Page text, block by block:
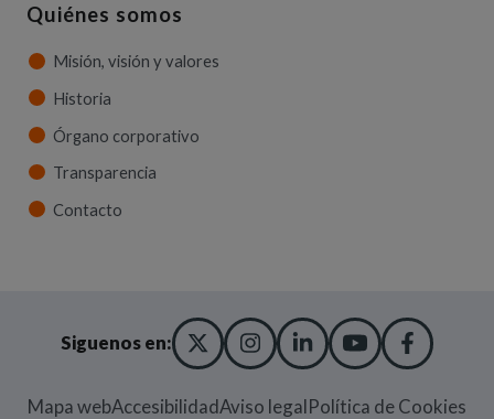
Quiénes somos
Misión, visión y valores
Historia
Órgano corporativo
Transparencia
Contacto
Siguenos en: X TWITTER
(ABRE EN NUEVA
INSTAGRAM
(ABRE EN NUEVA
LINKEDIN
(ABRE EN
YOUTUBE
(ABRE EN
Mapa webAccesibilidadAviso legalPolítica de Cookies